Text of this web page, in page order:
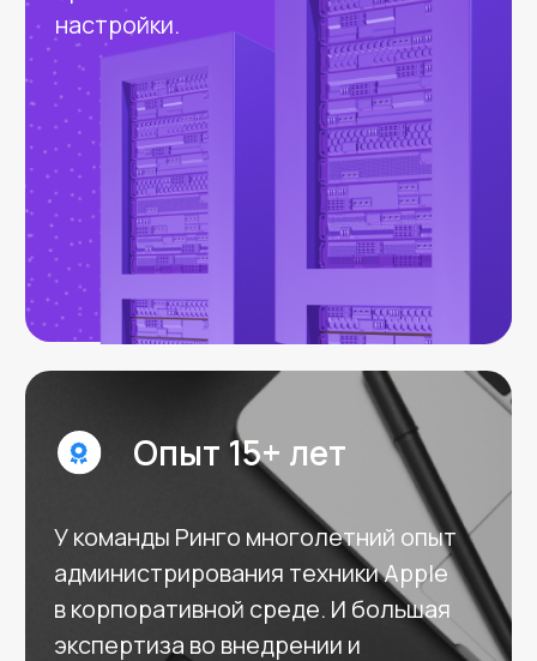
Девелопмент и
недвижимость
Банки и
Финтех
Образование E-commerce
Стоимость
Стоимость по каждому
проекту рассчитывается
Даем скидки в зависимости
от количества
приобретаемых лицензий.